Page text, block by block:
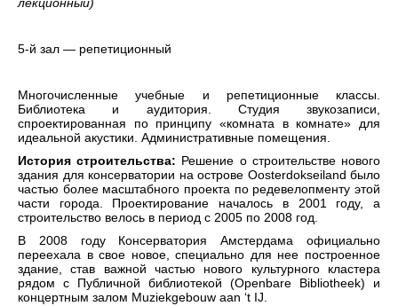
лекционный)
5-й зал — репетиционный
Многочисленные учебные и репетиционные классы.
Библиотека и аудитория. Студия звукозаписи,
спроектированная по принципу «комната в комнате» для
идеальной акустики. Административные помещения.
История строительства: Решение о строительстве нового
здания для консерватории на острове Oosterdokseiland было
частью более масштабного проекта по редевелопменту этой
части города. Проектирование началось в 2001 году, а
строительство велось в период с 2005 по 2008 год.
В 2008 году Консерватория Амстердама официально
переехала в свое новое, специально для нее построенное
здание, став важной частью нового культурного кластера
рядом с Публичной библиотекой (Openbare Bibliotheek) и
концертным залом Muziekgebouw aan ‘t IJ.